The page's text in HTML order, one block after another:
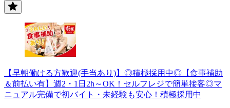
【早朝働ける方歓迎(手当あり)】◎積極採用中◎【食事補助
＆前払い有】週2・1日2h～OK！セルフレジで簡単接客◎マ
ニュアル完備で初バイト・未経験も安心！積極採用中